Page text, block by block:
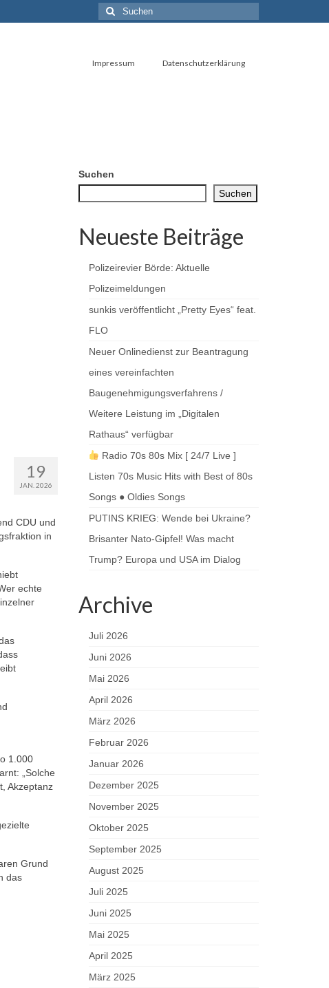
Suchen
nach:
Impressum Datenschutzerklärung
19
JAN. 2026
CDU und
in
echte
1.000
„Solche
Akzeptanz
Grund
das
Suchen
Suchen
Neueste Beiträge
Polizeirevier Börde: Aktuelle
Polizeimeldungen
sunkis veröffentlicht „Pretty Eyes“ feat.
FLO
Neuer Onlinedienst zur Beantragung
eines vereinfachten
Baugenehmigungsverfahrens /
Weitere Leistung im „Digitalen
Rathaus“ verfügbar
Radio 70s 80s Mix [ 24/7 Live ]
Listen 70s Music Hits with Best of 80s
Songs ● Oldies Songs
PUTINS KRIEG: Wende bei Ukraine?
Brisanter Nato-Gipfel! Was macht
Trump? Europa und USA im Dialog
Archive
Juli 2026
Juni 2026
Mai 2026
April 2026
März 2026
Februar 2026
Januar 2026
Dezember 2025
November 2025
Oktober 2025
September 2025
August 2025
Juli 2025
Juni 2025
Mai 2025
April 2025
März 2025